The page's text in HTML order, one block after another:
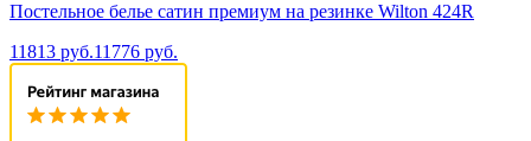
Постельное белье сатин премиум на резинке Wilton 424R
11813 руб.11776 руб.